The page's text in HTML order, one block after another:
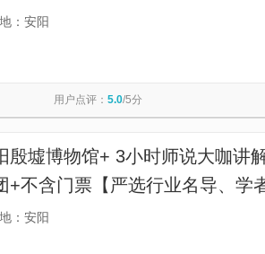
经验丰富，专业讲解，让每次驻
：安阳
用户点评： 5.0/5分
殷墟博物馆+ 3小时师说大咖讲
+不含门票【严选行业名导、学
解】
：安阳